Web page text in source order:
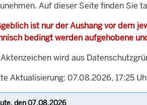
Auf dieser Seite finden Sie
ist nur der Aushang vor dem
bedingt werden aufgehobene
wird aus
Aktualisierung: 07.08.2026, 17:25